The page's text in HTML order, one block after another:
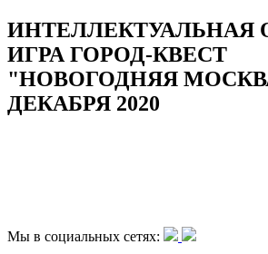
ИНТЕЛЛЕКТУАЛЬНАЯ
ИГРА ГОРОД-КВЕСТ
"НОВОГОДНЯЯ
ДЕКАБРЯ 2020
Мы в социальных сетях: